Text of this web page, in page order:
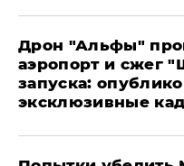
Дрон "Альфы"
аэропорт и сжег
запуска:
эксклюзивные